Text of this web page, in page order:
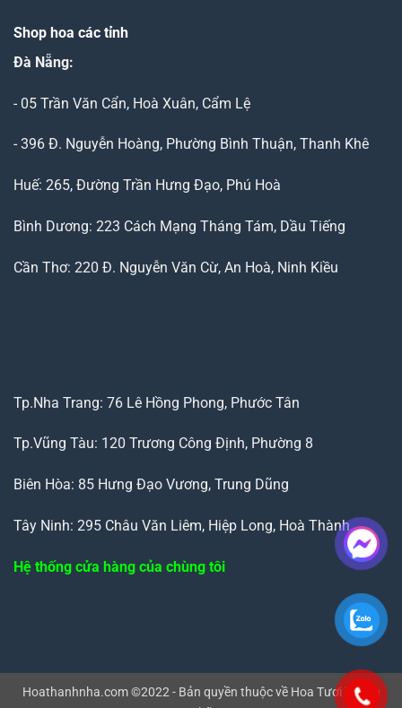
Shop hoa các tỉnh
Đà Nẵng:
- 05 Trần Văn Cẩn, Hoà Xuân, Cẩm Lệ
- 396 Đ. Nguyễn Hoàng, Phường Bình Thuận, Thanh Khê
Huế: 265, Đường Trần Hưng Đạo, Phú Hoà
Bình Dương: 223 Cách Mạng Tháng Tám, Dầu Tiếng
Cần Thơ: 220 Đ. Nguyễn Văn Cừ, An Hoà, Ninh Kiều
Tp.Nha Trang: 76 Lê Hồng Phong, Phước Tân
Tp.Vũng Tàu: 120 Trương Công Định, Phường 8
Biên Hòa: 85 Hưng Đạo Vương, Trung Dũng
Tây Ninh: 295 Châu Văn Liêm, Hiệp Long, Hoà Thành
Hệ thống cửa hàng của chùng tôi
Hoathanhnha.com ©2022 - Bản quyền thuộc về Hoa Tươi Thanh